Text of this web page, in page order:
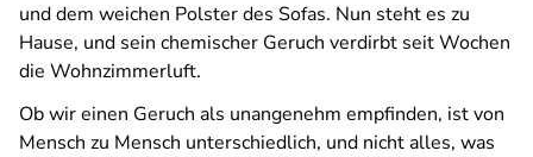
und dem weichen Polster des Sofas. Nun steht es zu
Hause, und sein chemischer Geruch verdirbt seit Wochen
die Wohnzimmerluft.
Ob wir einen Geruch als unangenehm empfinden, ist von
Mensch zu Mensch unterschiedlich, und nicht alles, was